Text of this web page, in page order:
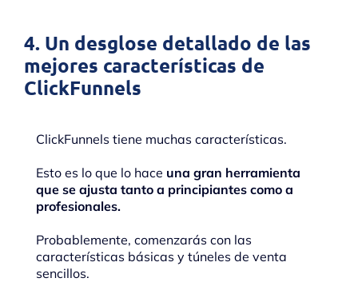
4. Un desglose detallado de las
mejores características de
ClickFunnels
ClickFunnels tiene muchas características.
Esto es lo que lo hace una gran herramienta
que se ajusta tanto a principiantes como a
profesionales.
Probablemente, comenzarás con las
características básicas y túneles de venta
sencillos.